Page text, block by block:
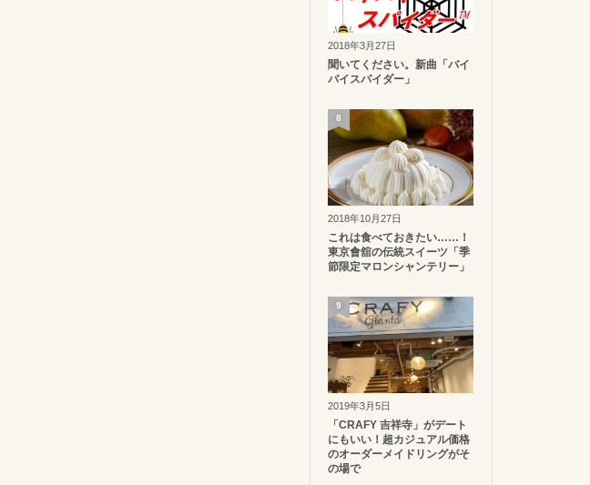
2018年3月27日
聞いてください。新曲「バイ
バイスパイダー」
2018年10月27日
これは食べておきたい……！
東京會舘の伝統スイーツ「季
節限定マロンシャンテリー」
8
2019年3月5日
「CRAFY 吉祥寺」がデート
にもいい！超カジュアル価格
のオーダーメイドリングがそ
の場で
9